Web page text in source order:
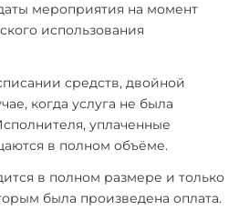
мероприятия на момент
использования
средств, двойной
когда услуга не была
уплаченные
в полном объёме.
в полном размере и только
была произведена оплата.